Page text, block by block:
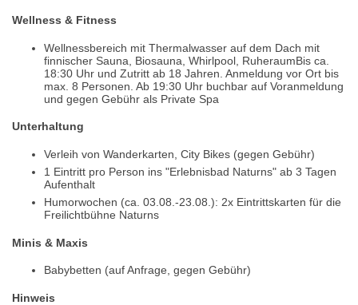
Wellness & Fitness
Wellnessbereich mit Thermalwasser auf dem Dach mit
finnischer Sauna, Biosauna, Whirlpool, RuheraumBis ca.
18:30 Uhr und Zutritt ab 18 Jahren. Anmeldung vor Ort bis
max. 8 Personen. Ab 19:30 Uhr buchbar auf Voranmeldung
und gegen Gebühr als Private Spa
Unterhaltung
Verleih von Wanderkarten, City Bikes (gegen Gebühr)
1 Eintritt pro Person ins "Erlebnisbad Naturns" ab 3 Tagen
Aufenthalt
Humorwochen (ca. 03.08.-23.08.): 2x Eintrittskarten für die
Freilichtbühne Naturns
Minis & Maxis
Babybetten (auf Anfrage, gegen Gebühr)
Hinweis